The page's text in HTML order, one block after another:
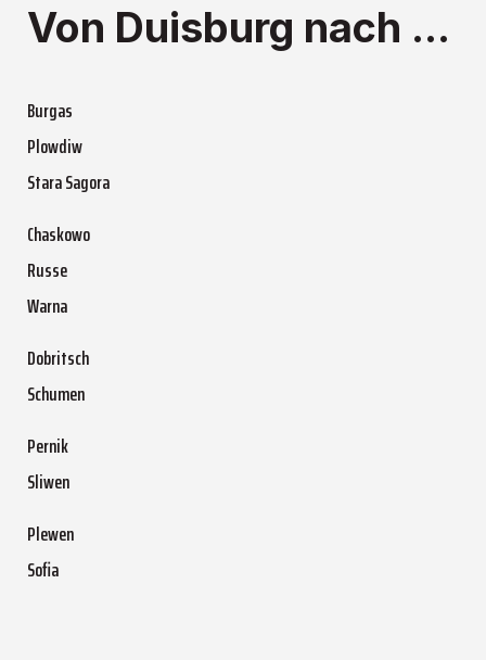
Von Duisburg nach ...
Burgas
Plowdiw
Stara Sagora
Chaskowo
Russe
Warna
Dobritsch
Schumen
Pernik
Sliwen
Plewen
Sofia